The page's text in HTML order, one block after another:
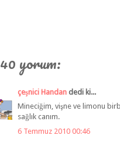
40 yorum:
çeşnici Handan dedi ki...
Mineciğim, vişne ve limonu
sağlık canım.
6 Temmuz 2010 00:46